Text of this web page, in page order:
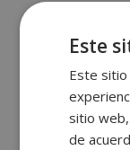
”,
avalada por
CECAP y
en formación
Los
Este
Este
sitio
de